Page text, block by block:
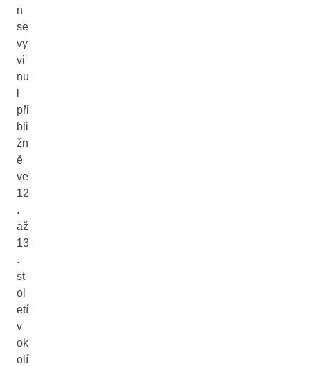
n
se
vy
vi
nu
při
bli
žn
ě
ve
12
.
až
13
.
st
ol
etí
v
ok
olí